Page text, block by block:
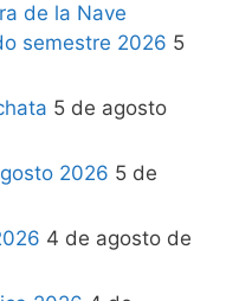
de la Nave
semestre 2026 5
5 de agosto
2026 5 de
4 de agosto de